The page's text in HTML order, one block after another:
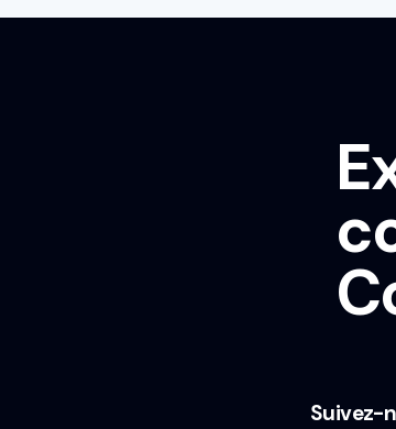
Suivez-